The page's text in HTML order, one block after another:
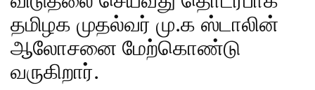
தமிழக முதல்வர் மு.க ஸ்டாலின்
ஆலோசனை மேற்கொண்டு
வருகிறார்.